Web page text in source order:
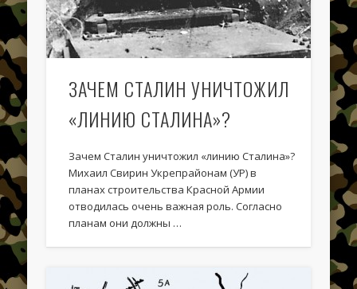
фортификационные особенности
ЗАЧЕМ СТАЛИН УНИЧТОЖИЛ
«ЛИНИЮ СТАЛИНА»?
Зачем Сталин уничтожил «линию Сталина»?
Михаил Свирин Укрепрайонам (УР) в
планах строительства Красной Армии
отводилась очень важная роль. Согласно
планам они должны …